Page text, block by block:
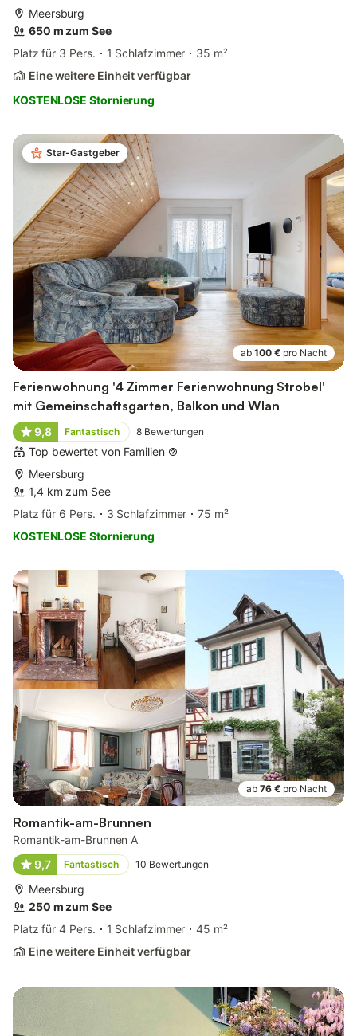
Meersburg
650 m zum See
Platz für 3 Pers.
1 Schlafzimmer
35 m²
Eine weitere Einheit verfügbar
KOSTENLOSE Stornierung
Star-Gastgeber
ab 100 € pro Nacht
Ferienwohnung '4 Zimmer Ferienwohnung Strobel'
mit Gemeinschaftsgarten, Balkon und Wlan
9,8 Fantastisch 8 Bewertungen
Top bewertet von Familien
Meersburg
1,4 km zum See
Platz für 6 Pers.
3 Schlafzimmer
75 m²
KOSTENLOSE Stornierung
ab 76 € pro Nacht
Romantik-am-Brunnen
Romantik-am-Brunnen A
9,7
Fantastisch 10 Bewertungen
Meersburg
250 m zum See
Platz für 4 Pers.
1 Schlafzimmer
45 m²
Eine weitere Einheit verfügbar